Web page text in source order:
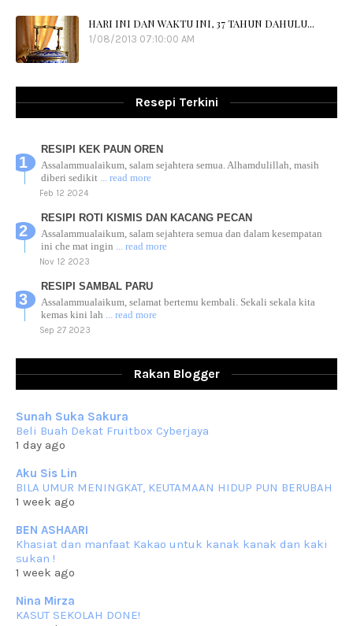
HARI INI DAN WAKTU INI, 37 TAHUN DAHULU...
1/08/2013 07:10:00 AM
Resepi Terkini
RESIPI KEK PAUN OREN
Assalammualaikum, salam sejahtera semua. Alhamdulillah, masih
diberi sedikit ... read more
Feb 12 2024
RESIPI ROTI KISMIS DAN KACANG PECAN
Assalammualaikum, salam sejahtera semua dan dalam kesempatan
ini che mat ingin ... read more
Nov 12 2023
RESIPI SAMBAL PARU
Assalammualaikum, selamat bertemu kembali. Sekali sekala kita
kemas kini lah ... read more
Sep 27 2023
Assalammualaikum, salam sejahtera dan salam rindu untuk semua.
RESIPI KUIH KASWI KELEDEK UNGU
Assalammualaikum, salam semua. Masih belum terlambat untuk che
mat ucapkan
Jun 30 2023
RESIPI KURMA AYAM MERAH
Assalammualaikum, salam semua. Hari ni 4 Zulhijjah 1444 Hijrah,
Jun 23 2023
RESIPI SAMBAL PARU
Assalammualaikum, salam sejahtera semua. Lama betul che mat tak
Jun 20 2023
Rakan Blogger
Sunah Suka Sakura
Beli Buah Dekat Fruitbox Cyberjaya
1 day ago
Aku Sis Lin
BILA UMUR MENINGKAT, KEUTAMAAN HIDUP PUN BERUBAH
1 week ago
BEN ASHAARI
Khasiat dan manfaat Kakao untuk kanak kanak dan kaki
sukan !
1 week ago
Nina Mirza
KASUT SEKOLAH DONE!